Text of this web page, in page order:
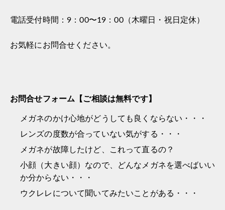
電話受付時間：9：00〜19：00（木曜日・祝日定休）
お気軽にお問合せください。
お問合せフォーム【ご相談は無料です】
メガネのかけ心地がどうしても良くならない・・・
レンズの度数が合っていない気がする・・・
メガネが故障したけど、これって直るの？
小顔（大きい顔）なので、どんなメガネを選べばいい
か分からない・・・
ウクレレについて聞いてみたいことがある・・・